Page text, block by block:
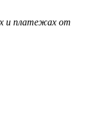
и платежах от